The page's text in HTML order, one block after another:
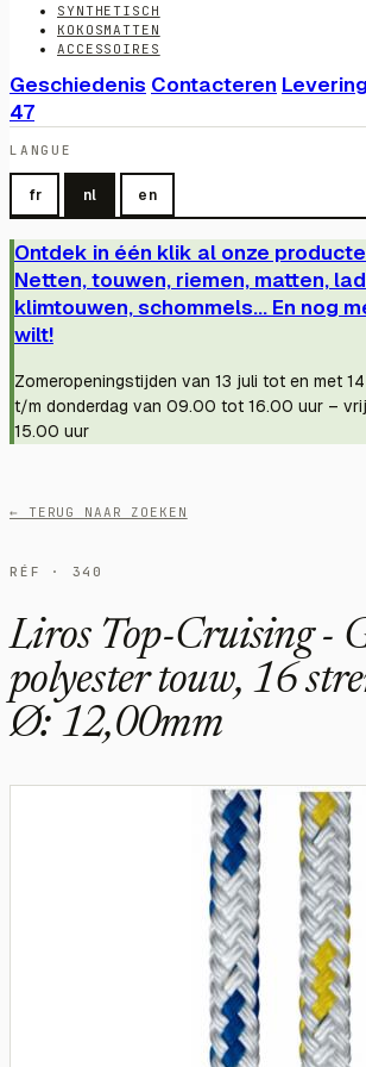
SYNTHETISCH
KOKOSMATTEN
ACCESSOIRES
Geschiedenis Contacteren Levering
47
LANGUE
fr nl en
Ontdek in één klik al onze
Netten, touwen, riemen, matten,
klimtouwen, schommels... En nog
wilt!
Zomeropeningstijden van 13 juli tot en met
t/m donderdag van 09.00 tot 16.00 uur –
15.00 uur
← TERUG NAAR ZOEKEN
RÉF · 340
Liros Top-Cruising -
polyester touw, 16
Ø: 12,00mm